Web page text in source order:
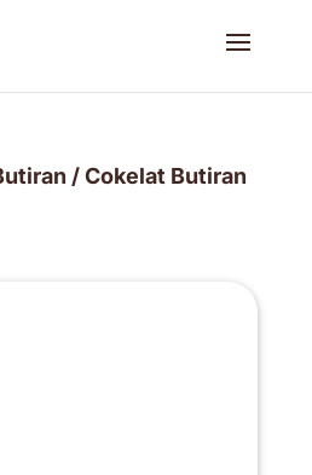
/ Cokelat Butiran